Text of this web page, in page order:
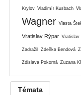
Krylov Vladimír Kusbach
Wagner Vlasta
Vratislav Rýpar Vratislav
Zadražil Zdeňka Bendová
Zdislava Pokorná Zuzana
Témata